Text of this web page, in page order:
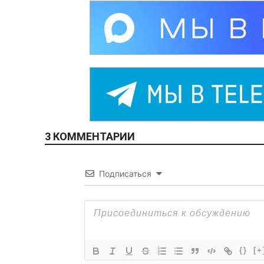
3 КОММЕНТАРИИ
Подписаться
{}